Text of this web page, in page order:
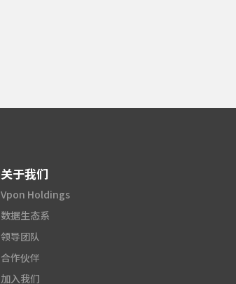
关于我们
Vpon Holdings
数据生态系
领导团队
合作伙伴
加入我们